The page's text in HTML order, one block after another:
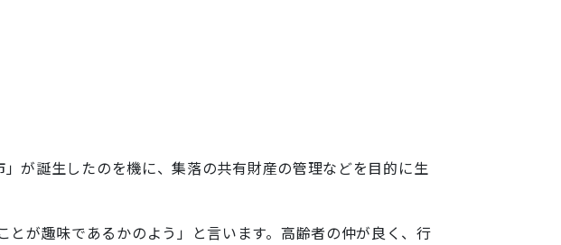
が誕生したのを機に、集落の共有財産の管理などを目的に生
が趣味であるかのよう」と言います。高齢者の仲が良く、行